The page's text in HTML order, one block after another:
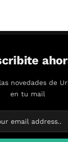
novedades de
en tu mail